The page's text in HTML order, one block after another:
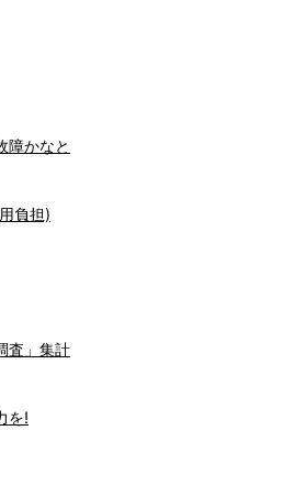
障かなと
負担)
査」集計
を!